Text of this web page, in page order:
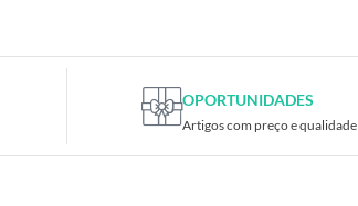
OPORTUNIDADES
Artigos com preço e qualidade